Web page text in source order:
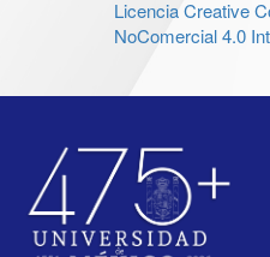
Licencia Creative
NoComercial 4.0